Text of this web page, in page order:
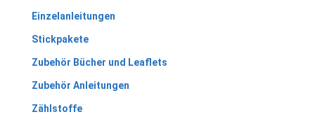
Einzelanleitungen
Stickpakete
Zubehör Bücher und Leaflets
Zubehör Anleitungen
Zählstoffe